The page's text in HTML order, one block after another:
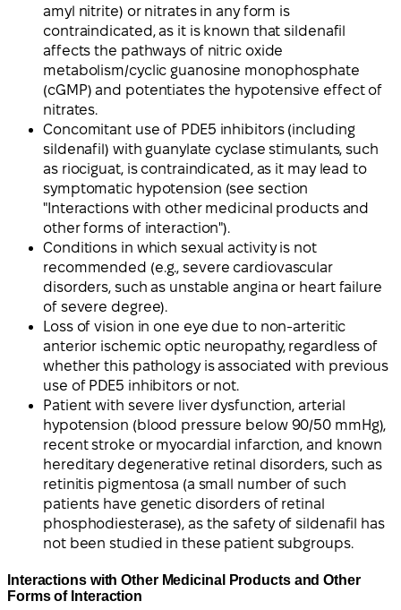
amyl nitrite) or nitrates in any form is
contraindicated, as it is known that sildenafil
affects the pathways of nitric oxide
metabolism/cyclic guanosine monophosphate
(cGMP) and potentiates the hypotensive effect of
nitrates.
Concomitant use of PDE5 inhibitors (including
sildenafil) with guanylate cyclase stimulants, such
as riociguat, is contraindicated, as it may lead to
symptomatic hypotension (see section
"Interactions with other medicinal products and
other forms of interaction").
Conditions in which sexual activity is not
recommended (e.g., severe cardiovascular
disorders, such as unstable angina or heart failure
of severe degree).
Loss of vision in one eye due to non-arteritic
anterior ischemic optic neuropathy, regardless of
whether this pathology is associated with previous
use of PDE5 inhibitors or not.
Patient with severe liver dysfunction, arterial
hypotension (blood pressure below 90/50 mmHg),
recent stroke or myocardial infarction, and known
hereditary degenerative retinal disorders, such as
retinitis pigmentosa (a small number of such
patients have genetic disorders of retinal
phosphodiesterase), as the safety of sildenafil has
not been studied in these patient subgroups.
Interactions with Other Medicinal Products and Other
Forms of Interaction